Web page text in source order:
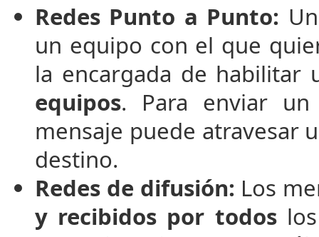
Redes Punto a Punto:
un equipo con el que
la encargada de habilitar
equipos. Para enviar
mensaje puede atravesar
destino.
Redes de difusión: Los
y recibidos por todoslos